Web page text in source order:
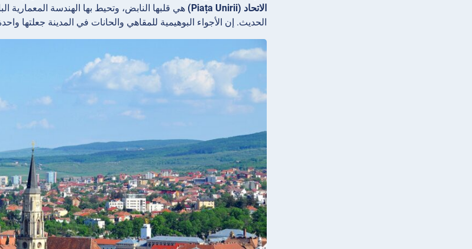
الاتحاد (Piața Unirii)
هي قلبها النابض، وتحيط بها الهندسة المعمارية
الحديث. إن الأجواء البوهيمية للمقاهي والحانات في المدينة جعلتها